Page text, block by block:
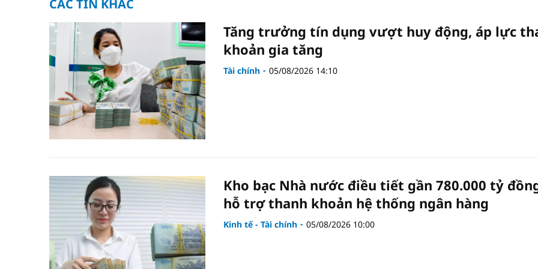
CÁC TIN KHÁC
Tăng trưởng tín dụng vượt huy động, áp lực
khoản gia tăng
Tài chính 05/08/2026 14:10
Kho bạc Nhà nước điều tiết gần 780.000 tỷ
hỗ trợ thanh khoản hệ thống ngân hàng
Kinh tế - Tài chính 05/08/2026 10:00